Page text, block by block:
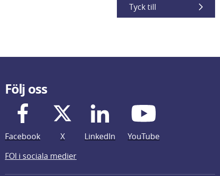
Tyck till
Följ oss
Facebook X LinkedIn
YouTube
FOI i sociala medier